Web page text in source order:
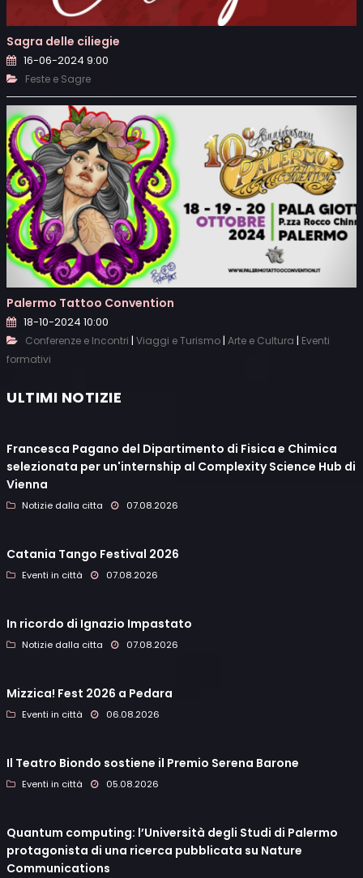
Sagra delle ciliegie
16-06-2024 9:00
Feste e Sagre
Palermo Tattoo Convention
18-10-2024 10:00
Conferenze e Incontri | Viaggi e Turismo | Arte e Cultura | Eventi
formativi
ULTIMI NOTIZIE
Francesca Pagano del Dipartimento di Fisica e Chimica
selezionata per un'internship al Complexity Science Hub di
Vienna
Notizie dalla citta 07.08.2026
Catania Tango Festival 2026
Eventi in città 07.08.2026
In ricordo di Ignazio Impastato
Notizie dalla citta 07.08.2026
Mizzica! Fest 2026 a Pedara
Eventi in città 06.08.2026
Il Teatro Biondo sostiene il Premio Serena Barone
Eventi in città 05.08.2026
Quantum computing: l’Università degli Studi di Palermo
protagonista di una ricerca pubblicata su Nature
Communications